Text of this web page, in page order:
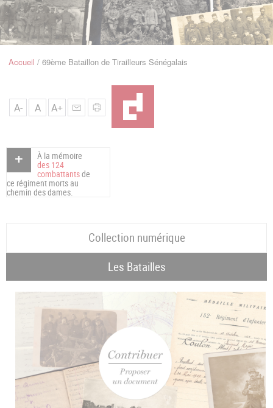
Navigation
FilAccueil 69ème Bataillon de Tirailleurs Sénégalais
A- A A+
À la mémoire
des 124
combattantsde
ce régiment morts au
chemin des dames.
Collection numérique
Les Batailles